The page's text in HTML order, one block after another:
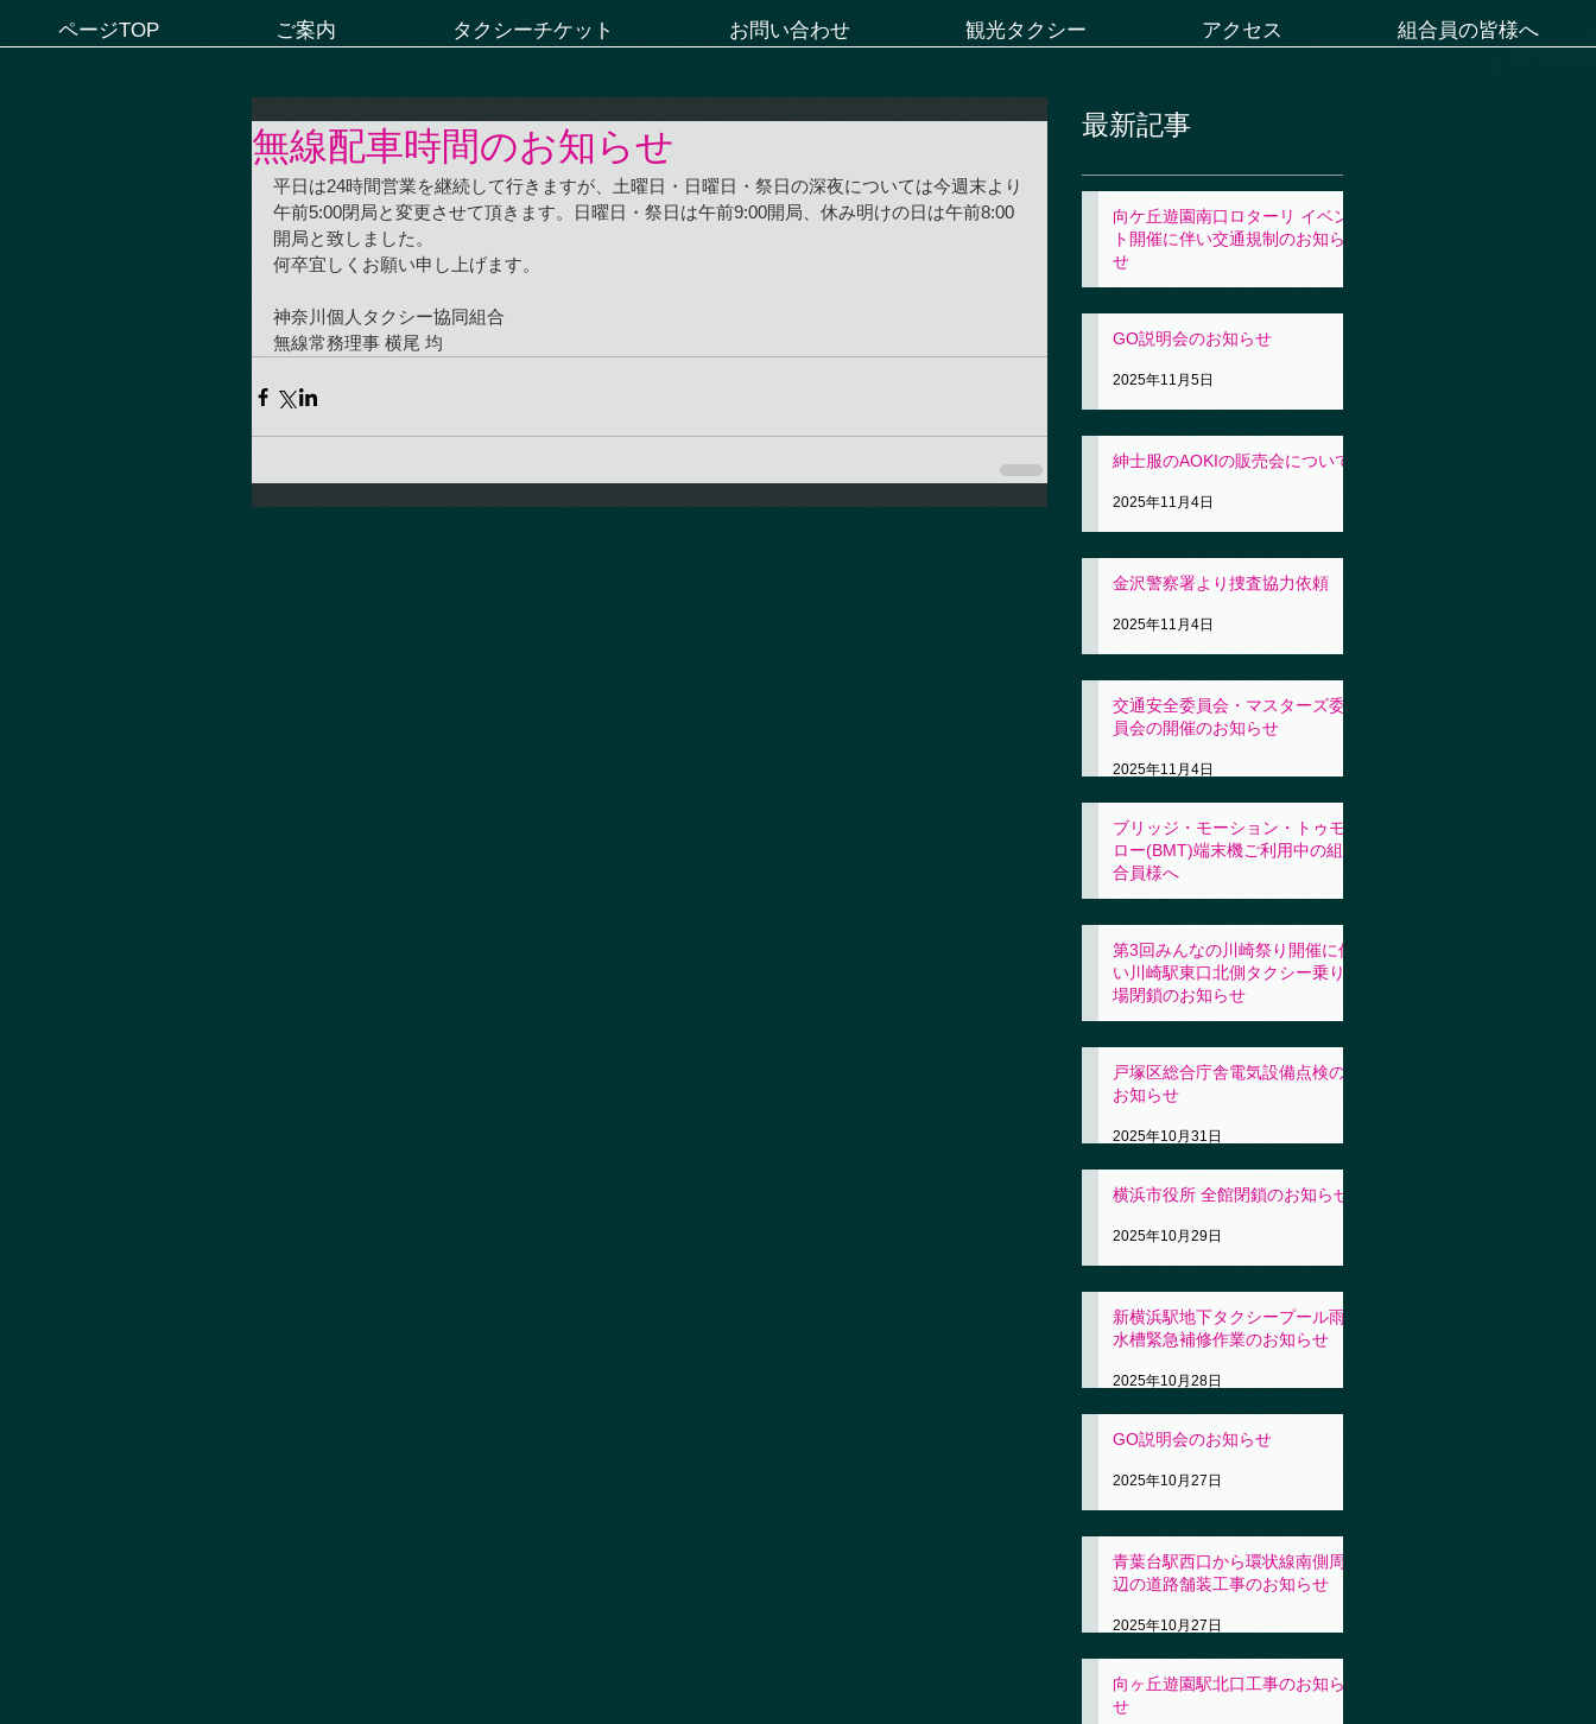
ページTOP ご案内 タクシーチケット お問い合わせ 観光タクシー アクセス 組合員の皆様へ
無線配車時間のお知らせ
平日は24時間営業を継続して行きますが、土曜日・日曜日・祭日の深夜については今週末より
午前5:00閉局と変更させて頂きます。日曜日・祭日は午前9:00開局、休み明けの日は午前8:00
開局と致しました。
何卒宜しくお願い申し上げます。
神奈川個人タクシー協同組合
無線常務理事 横尾 均
最新記事
向ケ丘遊園南口ロターリ イベン
ト開催に伴い交通規制のお知ら
せ
GO説明会のお知らせ
2025年11月5日
紳士服のAOKIの販売会について
2025年11月4日
金沢警察署より捜査協力依頼
2025年11月4日
交通安全委員会・マスターズ委
員会の開催のお知らせ
2025年11月4日
ブリッジ・モーション・トゥモ
ロー(BMT)端末機ご利用中の組
合員様へ
第3回みんなの川崎祭り開催に伴
い川崎駅東口北側タクシー乗り
場閉鎖のお知らせ
戸塚区総合庁舎電気設備点検の
お知らせ
2025年10月31日
横浜市役所 全館閉鎖のお知らせ
2025年10月29日
新横浜駅地下タクシープール雨
水槽緊急補修作業のお知らせ
2025年10月28日
GO説明会のお知らせ
2025年10月27日
青葉台駅西口から環状線南側周
辺の道路舗装工事のお知らせ
2025年10月27日
向ヶ丘遊園駅北口工事のお知ら
せ